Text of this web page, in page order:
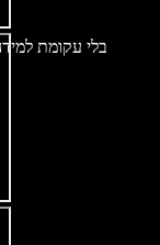
בלי עקומת